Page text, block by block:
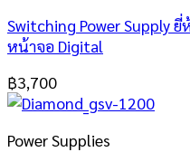
Switching Power Supply ยี่
หน้าจอ Digital
฿3,700
Power Supplies